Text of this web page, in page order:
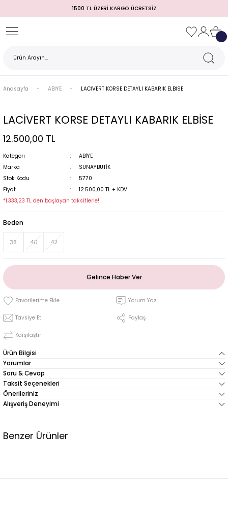
1500 TL ÜZERİ KARGO ÜCRETSİZ
Geri Dön
Geri Dön
Geri Dön
Geri Dön
Geri Dön
Geri Dön
Geri Dön
Anasayfa ABİYE LACİVERT KORSE DETAYLI KABARIK ELBİSE
LACİVERT KORSE DETAYLI KABARIK ELBİSE
12.500,00 TL
Kategori
ABİYE
Marka
SUNAYBUTİK
Stok Kodu
5770
Fiyat
12.500,00 TL + KDV
*1.333,23 TL den başlayan taksitlerle!
Beden
38 40 42
Gelince Haber Ver
Yorum Yaz
Tavsiye Et Paylaş
Karşılaştır
Ürün Bilgisi
Yorumlar
Soru & Cevap
Taksit Seçenekleri
Önerileriniz
Alışveriş Deneyimi
Benzer Ürünler